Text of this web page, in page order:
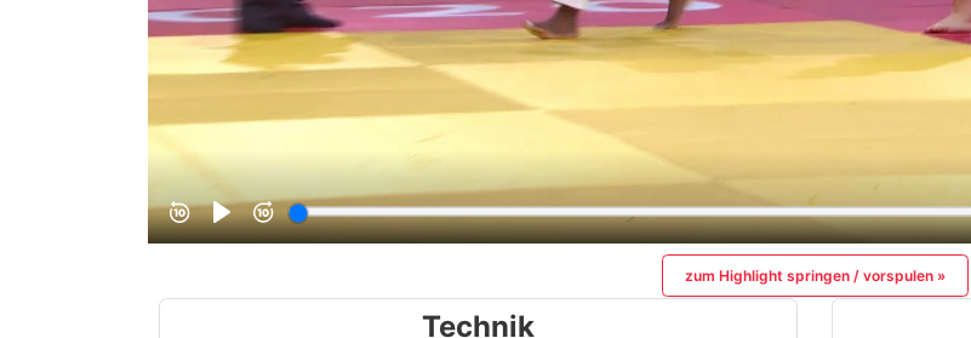
zum Highlight springen / vorspulen »
Technik